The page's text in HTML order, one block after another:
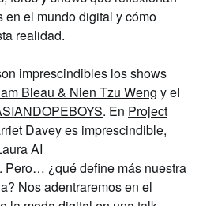
en el mundo digital y cómo
realidad.
imprescindibles los shows
Bleau & Nien Tzu Weng y el
. En Project
Daveyes imprescindible,
AI
. Pero… ¿qué define más nuestra
Nos adentraremos en el